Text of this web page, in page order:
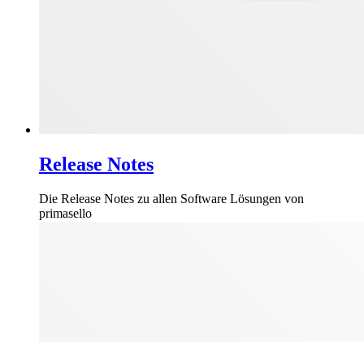
Release Notes
Die Release Notes zu allen Software Lösungen von
primasello